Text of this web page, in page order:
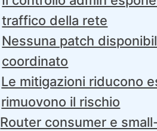
traffico della rete
Nessuna patch
coordinato
Le mitigazioni riducono
rimuovono il rischio
Router consumer e